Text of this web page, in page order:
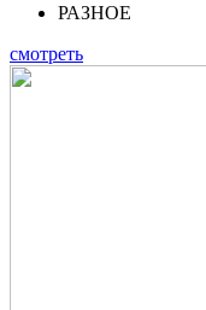
РАЗНОЕ
смотреть